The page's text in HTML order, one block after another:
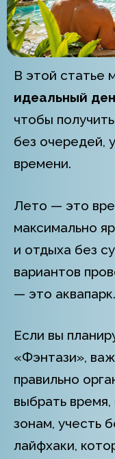
В этой статье
идеальный
чтобы
без очередей,
времени.
Лето — это
максимально
и отдыха без
вариантов
— это аквапарк.
Если вы
«Фэнтази»,
правильно
выбрать
зонам, учесть
лайфхаки,